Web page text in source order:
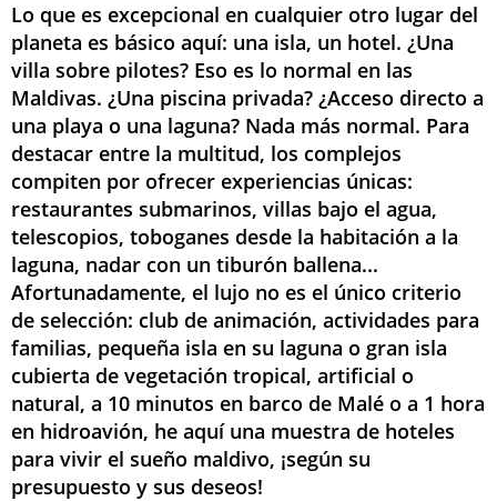
Lo que es excepcional en cualquier otro lugar del
planeta es básico aquí: una isla, un hotel. ¿Una
villa sobre pilotes? Eso es lo normal en las
Maldivas. ¿Una piscina privada? ¿Acceso directo a
una playa o una laguna? Nada más normal. Para
destacar entre la multitud, los complejos
compiten por ofrecer experiencias únicas:
restaurantes submarinos, villas bajo el agua,
telescopios, toboganes desde la habitación a la
laguna, nadar con un tiburón ballena...
Afortunadamente, el lujo no es el único criterio
de selección: club de animación, actividades para
familias, pequeña isla en su laguna o gran isla
cubierta de vegetación tropical, artificial o
natural, a 10 minutos en barco de Malé o a 1 hora
en hidroavión, he aquí una muestra de hoteles
para vivir el sueño maldivo, ¡según su
presupuesto y sus deseos!